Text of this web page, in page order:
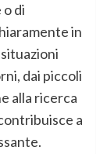
di
in
dai piccoli
alla ricerca
a